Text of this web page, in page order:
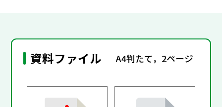
資料ファイル A4判たて，2ページ